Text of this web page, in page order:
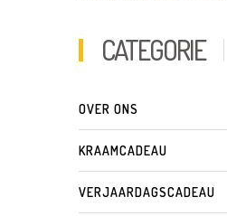
CATEGORIE
OVER ONS
KRAAMCADEAU
VERJAARDAGSCADEAU